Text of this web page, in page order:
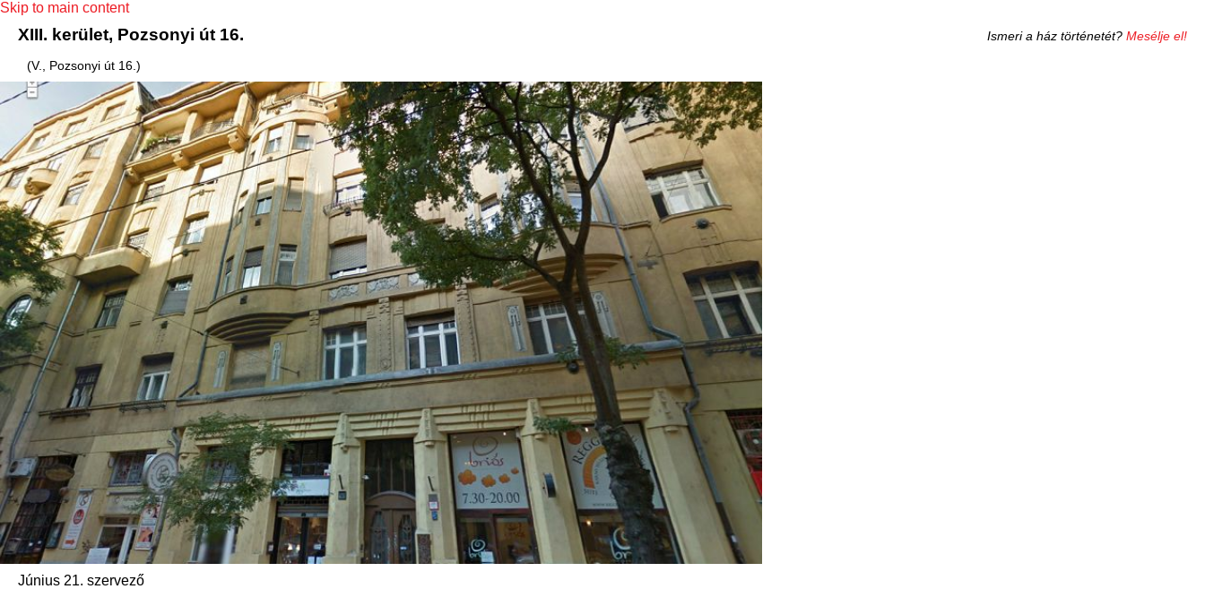
Skip to main content
XIII. kerület, Pozsonyi út 16.
(V., Pozsonyi út 16.)
Ismeri a ház történetét? Mesélje el!
Június 21. szervező